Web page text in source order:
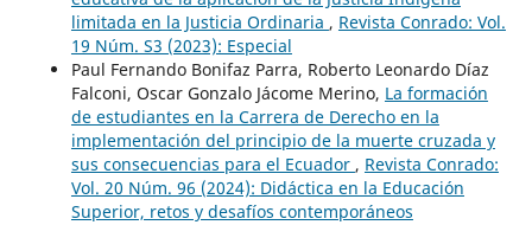
limitada en la Justicia Ordinaria , Revista Conrado: Vol.
19 Núm. S3 (2023): Especial
Paul Fernando Bonifaz Parra, Roberto Leonardo Díaz
Falconi, Oscar Gonzalo Jácome Merino, La formación
de estudiantes en la Carrera de Derecho en la
implementación del principio de la muerte cruzada y
sus consecuencias para el Ecuador , Revista Conrado:
Vol. 20 Núm. 96 (2024): Didáctica en la Educación
Superior, retos y desafíos contemporáneos